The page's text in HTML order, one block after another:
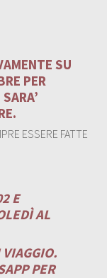
SU
PER
ESSERE FATTE
E
AL
PER